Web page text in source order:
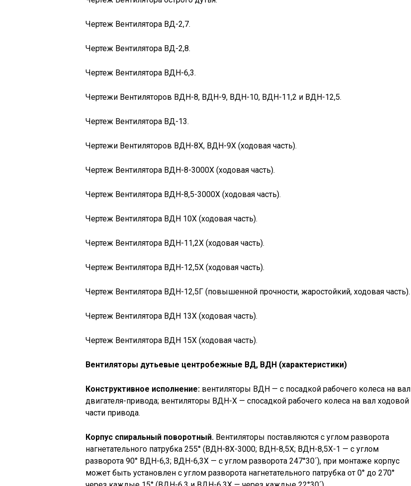
Чертеж Вентилятора ВД-2,7.
Чертеж Вентилятора ВД-2,8.
Чертеж Вентилятора ВДН-6,3.
Чертежи Вентиляторов ВДН-8, ВДН-9, ВДН-10, ВДН-11,2 и ВДН-12,5.
Чертеж Вентилятора ВД-13.
Чертежи Вентиляторов ВДН-8Х, ВДН-9Х (ходовая часть).
Чертеж Вентилятора ВДН-8-3000Х (ходовая часть).
Чертеж Вентилятора ВДН-8,5-3000Х (ходовая часть).
Чертеж Вентилятора ВДН 10Х (ходовая часть).
Чертеж Вентилятора ВДН-11,2Х (ходовая часть).
Чертеж Вентилятора ВДН-12,5Х (ходовая часть).
Чертеж Вентилятора ВДН-12,5Г (повышенной прочности, жаростойкий, ходовая часть).
Чертеж Вентилятора ВДН 13Х (ходовая часть).
Чертеж Вентилятора ВДН 15Х (ходовая часть).
Вентиляторы дутьевые центробежные ВД, ВДН (характеристики)
Конструктивное исполнение: вентиляторы ВДН — с посадкой рабочего колеса на вал
двигателя-привода; вентиляторы ВДН-Х — спосадкой рабочего колеса на вал ходовой
части привода.
Корпус спиральный поворотный. Вентиляторы поставляются с углом разворота
нагнетательного патрубка 255° (ВДН-8Х-3000; ВДН-8,5Х; ВДН-8,5Х-1 — с углом
разворота 90° ВДН-6,3; ВДН-6,3Х — с углом разворота 247°30´), при монтаже корпус
может быть установлен с углом разворота нагнетательного патрубка от 0° до 270°